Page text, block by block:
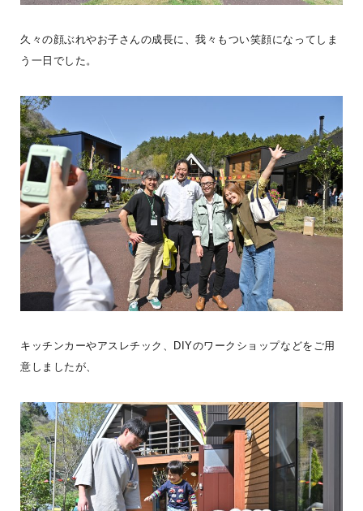
【木の家に暮らして変わったこと】木の家に暮らし始めると、毎日
の中に、小さな変化が増えていきます。・裸足で歩くことが増え
た。・家で過ごす時間が ...続きを読む
BESS札幌 LOGWAYだより 全国のBESS
久々の顔ぶれやお子さんの成長に、我々もつい笑顔になってしま
う一日でした。
キッチンカーやアスレチック、DIYのワークショップなどをご用
意しましたが、